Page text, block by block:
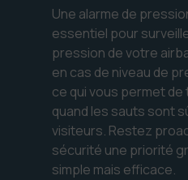
Une alarme de
essentiel pour
pression de votre
en cas de niveau de
ce qui vous permet
quand les sauts sont
visiteurs. Restez
sécurité une priorité
simple mais efficace.